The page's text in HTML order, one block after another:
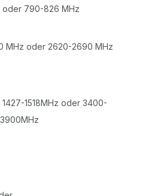
oder 790-826 MHz
MHz oder 2620-2690 MHz
1518MHz oder 3400-